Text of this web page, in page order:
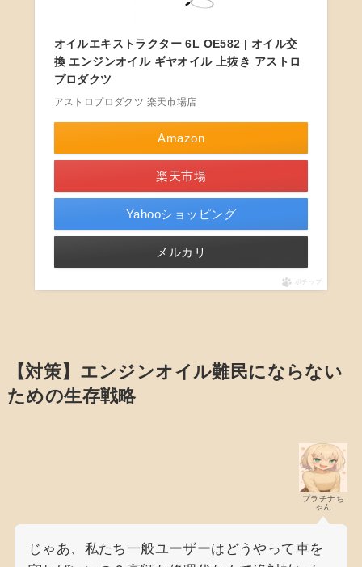
オイルエキストラクター 6L OE582 | オイル交
換 エンジンオイル ギヤオイル 上抜き アストロ
プロダクツ
アストロプロダクツ 楽天市場店
Amazon
楽天市場
Yahooショッピング
メルカリ
ポチップ
【対策】エンジンオイル難民にならない
ための生存戦略
プラチナち
ゃん
じゃあ、私たち一般ユーザーはどうやって車を